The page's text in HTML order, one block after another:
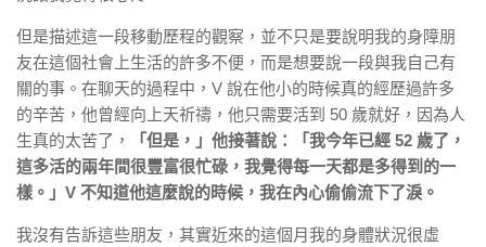
但是描述這一段移動歷程的觀察，並不只是要說明我的身障朋
友在這個社會上生活的許多不便，而是想要說一段與我自己有
關的事。在聊天的過程中，V 說在他小的時候真的經歷過許多
的辛苦，他曾經向上天祈禱，他只需要活到 50 歲就好，因為人
生真的太苦了，
「但是，」他接著說：「我今年已經 52 歲了，
這多活的兩年間很豐富很忙碌，我覺得每一天都是多得到的一
樣。」V 不知道他這麼說的時候，我在內心偷偷流下了淚。
我沒有告訴這些朋友，其實近來的這個月我的身體狀況很虛